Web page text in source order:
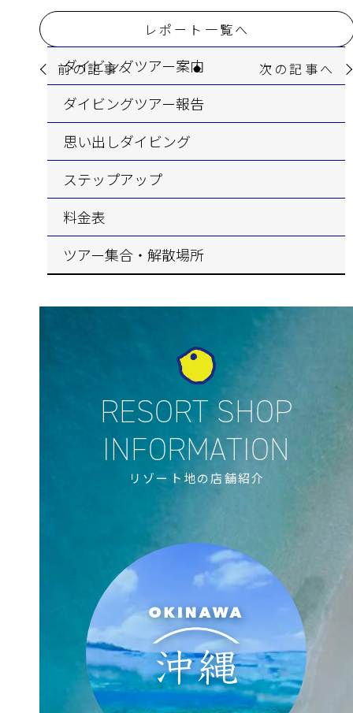
前の記事へ
レポート一覧へ
次の記事へ
ダイビングツアー案内
ダイビングツアー報告
思い出しダイビング
ステップアップ
料金表
ツアー集合・解散場所
リゾート地の店舗紹介